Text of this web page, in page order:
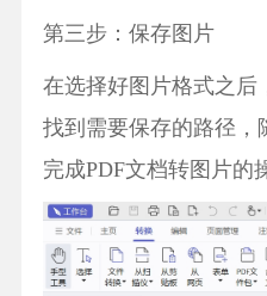
第三步：保存图片
在选择好图片格式之后
找到需要保存的路径，
完成PDF文档转图片的